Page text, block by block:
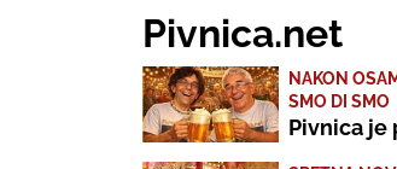
Pivnica.net
NAKON
SMO DI SMO
Pivnica je